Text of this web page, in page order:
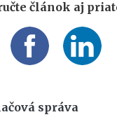
článok aj
správa